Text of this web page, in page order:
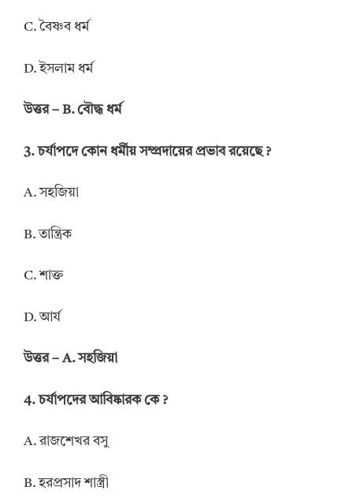
C. বৈষ্ণব ধর্ম
D. ইসলাম ধর্ম
উত্তর – B. বৌদ্ধ ধর্ম
3. চর্যাপদে কোন ধর্মীয় সম্প্রদায়ের প্রভাব রয়েছে ?
A. সহজিয়া
B. তান্ত্রিক
C. শাক্ত
D. আর্য
উত্তর – A. সহজিয়া
4. চর্যাপদের আবিষ্কারক কে ?
A. রাজশেখর বসু
B. হরপ্রসাদ শাস্ত্রী